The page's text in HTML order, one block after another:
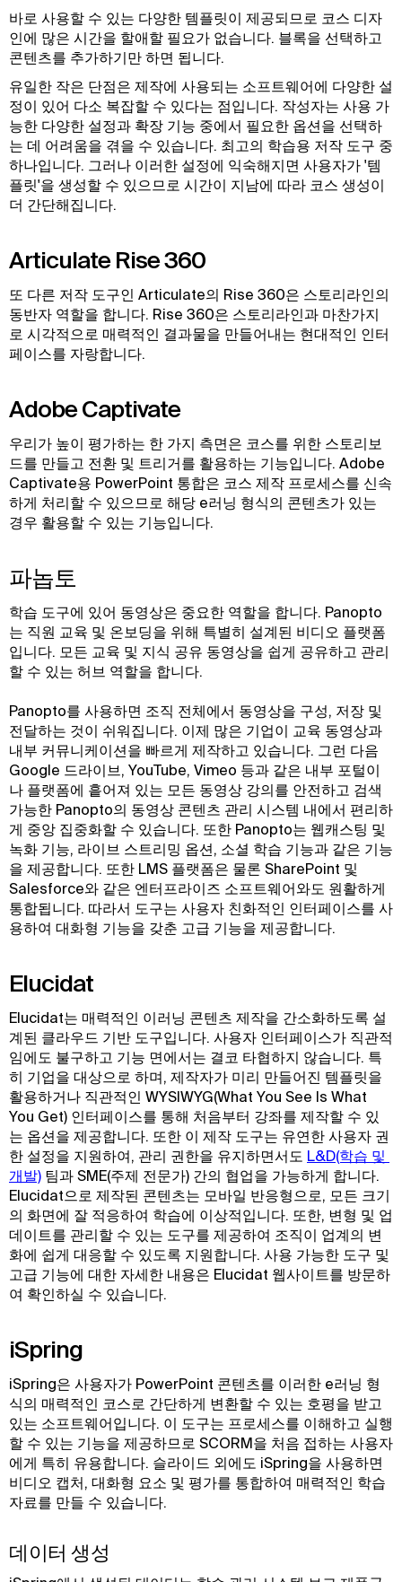
바로 사용할 수 있는 다양한 템플릿이 제공되므로 코스 디자
인에 많은 시간을 할애할 필요가 없습니다. 블록을 선택하고
콘텐츠를 추가하기만 하면 됩니다.
유일한 작은 단점은 제작에 사용되는 소프트웨어에 다양한 설
정이 있어 다소 복잡할 수 있다는 점입니다. 작성자는 사용 가
능한 다양한 설정과 확장 기능 중에서 필요한 옵션을 선택하
는 데 어려움을 겪을 수 있습니다. 최고의 학습용 저작 도구 중
하나입니다. 그러나 이러한 설정에 익숙해지면 사용자가 '템
플릿'을 생성할 수 있으므로 시간이 지남에 따라 코스 생성이
더 간단해집니다.
Articulate Rise 360
또 다른 저작 도구인 Articulate의 Rise 360은 스토리라인의
동반자 역할을 합니다. Rise 360은 스토리라인과 마찬가지
로 시각적으로 매력적인 결과물을 만들어내는 현대적인 인터
페이스를 자랑합니다.
Adobe Captivate
우리가 높이 평가하는 한 가지 측면은 코스를 위한 스토리보
드를 만들고 전환 및 트리거를 활용하는 기능입니다. Adobe
Captivate용 PowerPoint 통합은 코스 제작 프로세스를 신속
하게 처리할 수 있으므로 해당 e러닝 형식의 콘텐츠가 있는
경우 활용할 수 있는 기능입니다.
파놉토
학습 도구에 있어 동영상은 중요한 역할을 합니다. Panopto
는 직원 교육 및 온보딩을 위해 특별히 설계된 비디오 플랫폼
입니다. 모든 교육 및 지식 공유 동영상을 쉽게 공유하고 관리
할 수 있는 허브 역할을 합니다.
Panopto를 사용하면 조직 전체에서 동영상을 구성, 저장 및
전달하는 것이 쉬워집니다. 이제 많은 기업이 교육 동영상과
내부 커뮤니케이션을 빠르게 제작하고 있습니다. 그런 다음
Google 드라이브, YouTube, Vimeo 등과 같은 내부 포털이
나 플랫폼에 흩어져 있는 모든 동영상 강의를 안전하고 검색
가능한 Panopto의 동영상 콘텐츠 관리 시스템 내에서 편리하
게 중앙 집중화할 수 있습니다. 또한 Panopto는 웹캐스팅 및
녹화 기능, 라이브 스트리밍 옵션, 소셜 학습 기능과 같은 기능
을 제공합니다. 또한 LMS 플랫폼은 물론 SharePoint 및
Salesforce와 같은 엔터프라이즈 소프트웨어와도 원활하게
통합됩니다. 따라서 도구는 사용자 친화적인 인터페이스를 사
용하여 대화형 기능을 갖춘 고급 기능을 제공합니다.
Elucidat
Elucidat는 매력적인 이러닝 콘텐츠 제작을 간소화하도록 설
계된 클라우드 기반 도구입니다. 사용자 인터페이스가 직관적
임에도 불구하고 기능 면에서는 결코 타협하지 않습니다. 특
히 기업을 대상으로 하며, 제작자가 미리 만들어진 템플릿을
활용하거나 직관적인 WYSIWYG(What You See Is What
You Get) 인터페이스를 통해 처음부터 강좌를 제작할 수 있
는 옵션을 제공합니다. 또한 이 제작 도구는 유연한 사용자 권
한 설정을 지원하여, 관리 권한을 유지하면서도 L&D(학습 및
개발) 팀과 SME(주제 전문가) 간의 협업을 가능하게 합니다.
Elucidat으로 제작된 콘텐츠는 모바일 반응형으로, 모든 크기
의 화면에 잘 적응하여 학습에 이상적입니다. 또한, 변형 및 업
데이트를 관리할 수 있는 도구를 제공하여 조직이 업계의 변
화에 쉽게 대응할 수 있도록 지원합니다. 사용 가능한 도구 및
고급 기능에 대한 자세한 내용은 Elucidat 웹사이트를 방문하
여 확인하실 수 있습니다.
iSpring
iSpring은 사용자가 PowerPoint 콘텐츠를 이러한 e러닝 형
식의 매력적인 코스로 간단하게 변환할 수 있는 호평을 받고
있는 소프트웨어입니다. 이 도구는 프로세스를 이해하고 실행
할 수 있는 기능을 제공하므로 SCORM을 처음 접하는 사용자
에게 특히 유용합니다. 슬라이드 외에도 iSpring을 사용하면
비디오 캡처, 대화형 요소 및 평가를 통합하여 매력적인 학습
자료를 만들 수 있습니다.
데이터 생성